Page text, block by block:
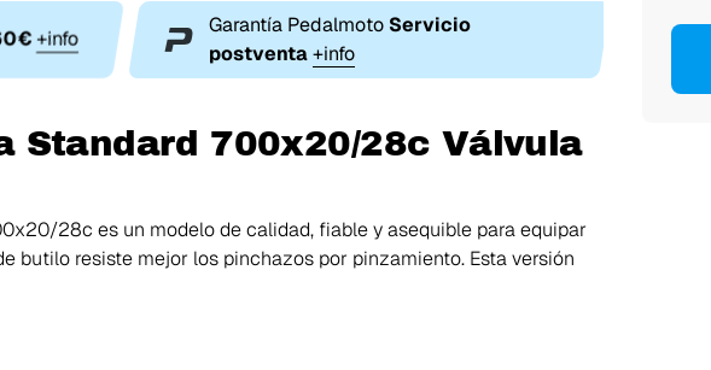
+info
Garantía Pedalmoto Servicio
postventa +info
Standard 700x20/28c Válvula
28c es un modelo de calidad, fiable y asequible para equipar
butilo resiste mejor los pinchazos por pinzamiento. Esta versión